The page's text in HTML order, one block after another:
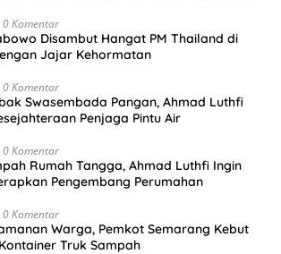
0 Komentar
Disambut Hangat PM Thailand di
Jajar Kehormatan
0 Komentar
Swasembada Pangan, Ahmad Luthfi
Penjaga Pintu Air
0 Komentar
Rumah Tangga, Ahmad Luthfi Ingin
Pengembang Perumahan
0 Komentar
Warga, Pemkot Semarang Kebut
Truk Sampah